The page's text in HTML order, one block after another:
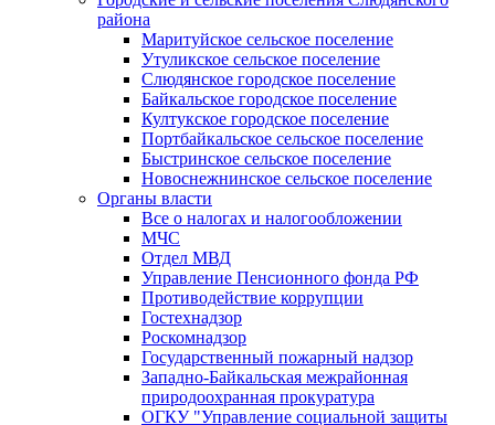
района
Маритуйское сельское поселение
Утуликское сельское поселение
Слюдянское городское поселение
Байкальское городское поселение
Култукское городское поселение
Портбайкальское сельское поселение
Быстринское сельское поселение
Новоснежнинское сельское поселение
Органы власти
Все о налогах и налогообложении
МЧС
Отдел МВД
Управление Пенсионного фонда РФ
Противодействие коррупции
Гостехнадзор
Роскомнадзор
Государственный пожарный надзор
Западно-Байкальская межрайонная
природоохранная прокуратура
ОГКУ "Управление социальной защиты